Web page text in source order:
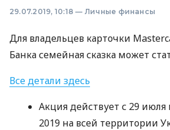
29.07.2019, 10:18 — Личные финансы
Для владельцев карточки
Банка семейная сказка может
Все детали здесь
Акция действует с 29 июля
2019 на всей территории